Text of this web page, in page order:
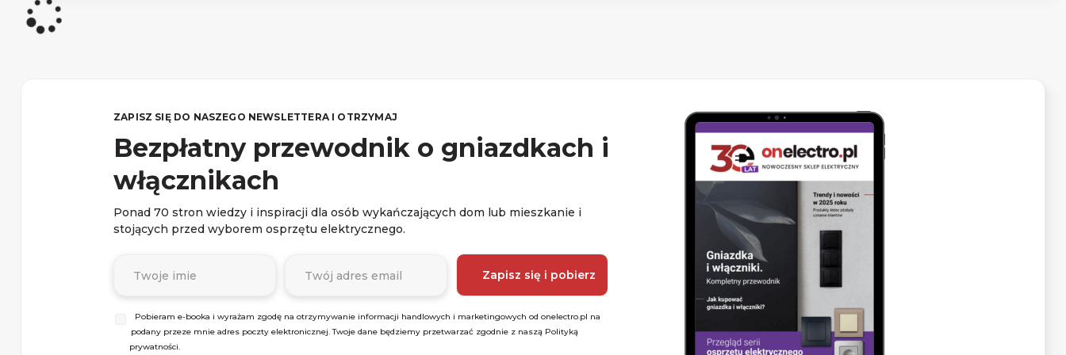
ZAPISZ SIĘ DO NASZEGO NEWSLETTERA I OTRZYMAJ
Bezpłatny przewodnik o gniazdkach i
włącznikach
Ponad 70 stron wiedzy i inspiracji dla osób wykańczających dom lub mieszkanie i
stojących przed wyborem osprzętu elektrycznego.
Pobieram e-booka i wyrażam zgodę na otrzymywanie informacji handlowych i marketingowych od onelectro.pl na
podany przeze mnie adres poczty elektronicznej. Twoje dane będziemy przetwarzać zgodnie z naszą Polityką
prywatności.